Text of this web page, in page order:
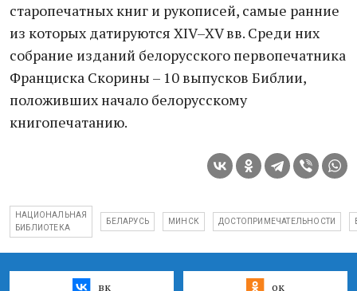
старопечатных книг и рукописей, самые ранние
из которых датируются XIV–XV вв. Среди них
собрание изданий белорусского первопечатника
Франциска Скорины – 10 выпусков Библии,
положивших начало белорусскому
книгопечатанию.
НАЦИОНАЛЬНАЯ
БИБЛИОТЕКА
БЕЛАРУСЬ МИНСК ДОСТОПРИМЕЧАТЕЛЬНОСТИ
вк ок